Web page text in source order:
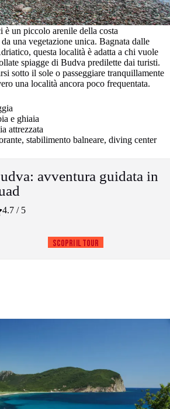
un piccolo arenile della costa
una vegetazione unica. Bagnata dalle
questa località è adatta a chi vuole
spiagge di Budva predilette dai turisti.
sotto il sole o passeggiare tranquillamente
una località ancora poco frequentata.
e ghiaia
attrezzata
stabilimento balneare, diving center
avventura guidata in
4.7 / 5
Scopri il tour